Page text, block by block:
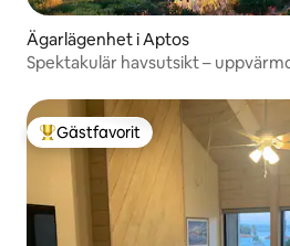
Ägarlägenhet i Aptos
Spektakulär havsutsikt –
Populär gästfavorit
Gästfavorit